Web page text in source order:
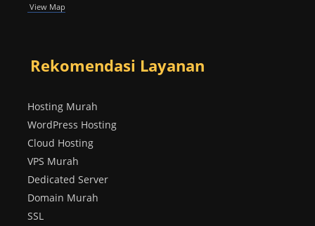
View Map
Rekomendasi Layanan
Hosting Murah
WordPress Hosting
Cloud Hosting
VPS Murah
Dedicated Server
Domain Murah
SSL